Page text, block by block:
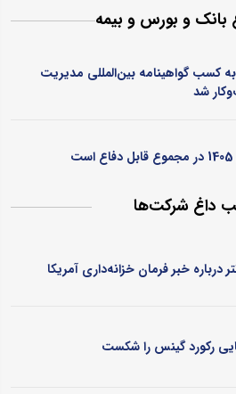
بانک و بورس و بیمه
کسب گواهینامه بین‌المللی مدیریت
شد
داغ شرکت‌ها
درباره خبر فرمان خزانه‌داری آمریکا
رکورد گینس را شکست